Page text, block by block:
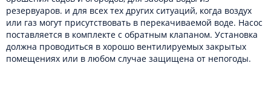
резервуаров. и для всех тех других ситуаций, когда воздух
или газ могут присутствовать в перекачиваемой воде. Насос
поставляется в комплекте с обратным клапаном. Установка
должна проводиться в хорошо вентилируемых закрытых
помещениях или в любом случае защищена от непогоды.